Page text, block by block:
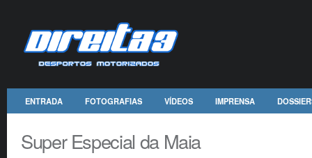
ENTRADA FOTOGRAFIAS VÍDEOS IMPRENSA
Super Especial da Maia